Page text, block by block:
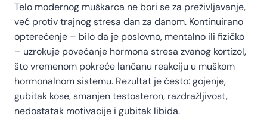
Telo modernog muškarca ne bori se za preživljavanje,
već protiv trajnog stresa dan za danom. Kontinuirano
opterećenje – bilo da je poslovno, mentalno ili fizičko
– uzrokuje povećanje hormona stresa zvanog kortizol,
što vremenom pokreće lančanu reakciju u muškom
hormonalnom sistemu. Rezultat je često: gojenje,
gubitak kose, smanjen testosteron, razdražljivost,
nedostatak motivacije i gubitak libida.